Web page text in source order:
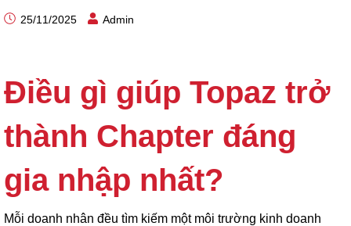
25/11/2025 Admin
Điều gì giúp Topaz trở
thành Chapter đáng
gia nhập nhất?
Mỗi doanh nhân đều tìm kiếm một môi trường kinh doanh